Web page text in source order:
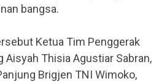
bangsa.
Ketua Tim Penggerak
Aisyah Thisia Agustiar Sabran,
Brigjen TNI Wimoko,